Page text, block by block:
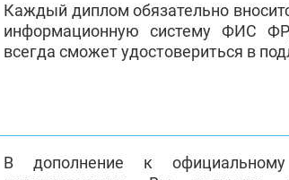
Каждый диплом обязательно
информационную систему ФИС
всегда сможет удостовериться в
В дополнение к